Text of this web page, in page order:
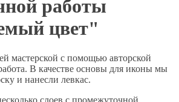
работы
цвет"
мастерской с помощью авторской
В качестве основы для иконы мы
и нанесли левкас.
слоев с промежуточной